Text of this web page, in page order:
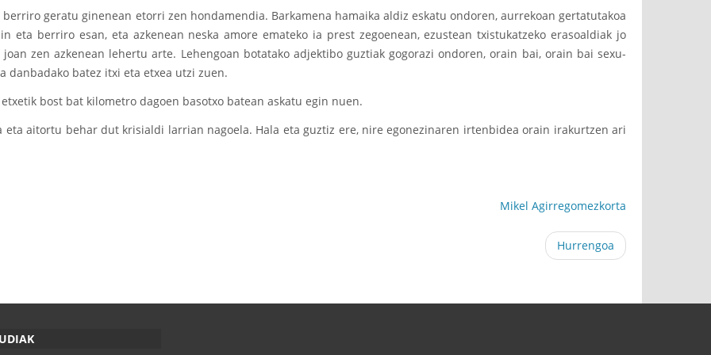
geratu ginenean etorri zen hondamendia. Barkamena hamaika aldiz eskatu ondoren, aurrekoan gertatutakoa
eta berriro esan, eta azkenean neska amore emateko ia prest zegoenean, ezustean txistukatzeko erasoaldiak jo
zen azkenean lehertu arte. Lehengoan botatako adjektibo guztiak gogorazi ondoren, orain bai, orain bai sexu-
danbadako batez itxi eta etxea utzi zuen.
bost bat kilometro dagoen basotxo batean askatu egin nuen.
aitortu behar dut krisialdi larrian nagoela. Hala eta guztiz ere, nire egonezinaren irtenbidea orain irakurtzen ari
Mikel Agirregomezkorta
Hurrengoa